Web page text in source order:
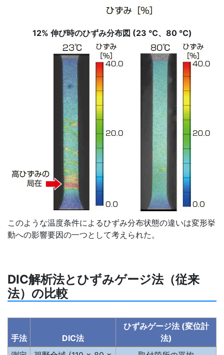
12% 伸び時のひずみ分布図 (23 ℃、80 ℃)
このような温度条件によるひずみ分布状態の違いは変形挙
動への影響要因の一つとして考えられた。
DIC解析法とひずみゲージ法（従来
法）の比較
手法 DIC法
ひずみゲージ法 (変位計
法)